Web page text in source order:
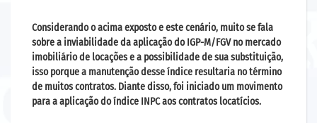
Considerando o acima exposto e este cenário, muito se fala
sobre a inviabilidade da aplicação do IGP-M/FGV no mercado
imobiliário de locações e a possibilidade de sua substituição,
isso porque a manutenção desse índice resultaria no término
de muitos contratos. Diante disso, foi iniciado um movimento
para a aplicação do índice INPC aos contratos locatícios.